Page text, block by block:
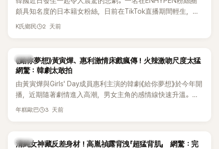
頗具知名度的日本籍女粉絲，日前在TikTok直播期間輕生，最
終不幸身亡，消息曝光後震驚韓網，也讓不少粉絲湧入社群平
K氏鄉民 2 天前
韓劇
《給你夢想》黃寅燁、惠利激情床戲瘋傳！火辣激吻尺度太猛
網驚：韓劇太敢拍
由黃寅燁與Girls' Day成員惠利主演的韓劇《給你夢想》於今年開
播，近期隨著劇情進入高潮，男女主角的感情線快速升溫。最
新播出的第8集不僅上演火辣吻戲，更接連出現床戲橋段，讓
年糕歐巴 3 天前
韓星
清純女神藏反差身材！高胤禎露背洩「超猛背肌」 網驚：完